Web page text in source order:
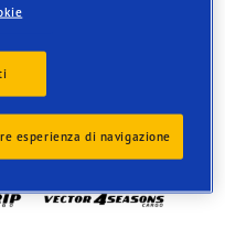
esperienza di navigazione